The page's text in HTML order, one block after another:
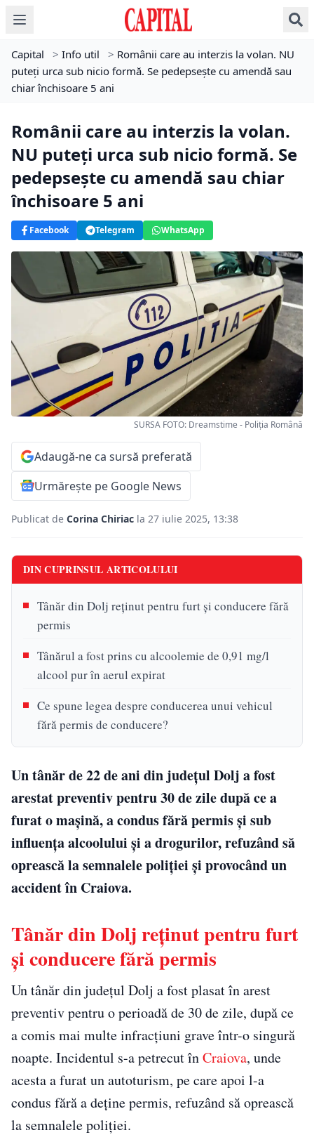
Capital > Info util > Românii care au interzis la volan. NU
puteți urca sub nicio formă. Se pedepsește cu amendă sau
chiar închisoare 5 ani
Românii care au interzis la volan.
NU puteți urca sub nicio formă. Se
pedepsește cu amendă sau chiar
închisoare 5 ani
Facebook Telegram WhatsApp
SURSA FOTO: Dreamstime - Poliția Română
Adaugă-ne ca sursă preferată
Urmărește pe Google News
Publicat de Corina Chiriac la 27 iulie 2025, 13:38
DIN CUPRINSUL ARTICOLULUI
Tânăr din Dolj reținut pentru furt și conducere fără
permis
Tânărul a fost prins cu alcoolemie de 0,91 mg/l
alcool pur în aerul expirat
Ce spune legea despre conducerea unui vehicul
fără permis de conducere?
Un tânăr de 22 de ani din județul Dolj a fost
arestat preventiv pentru 30 de zile după ce a
furat o mașină, a condus fără permis și sub
influența alcoolului și a drogurilor, refuzând să
oprească la semnalele poliției și provocând un
accident în Craiova.
Tânăr din Dolj reținut pentru furt
și conducere fără permis
Un tânăr din județul Dolj a fost plasat în arest
preventiv pentru o perioadă de 30 de zile, după ce
a comis mai multe infracțiuni grave într-o singură
noapte. Incidentul s-a petrecut înCraiova, unde
acesta a furat un autoturism, pe care apoi l-a
condus fără a deține permis, refuzând să oprească
la semnalele poliției.